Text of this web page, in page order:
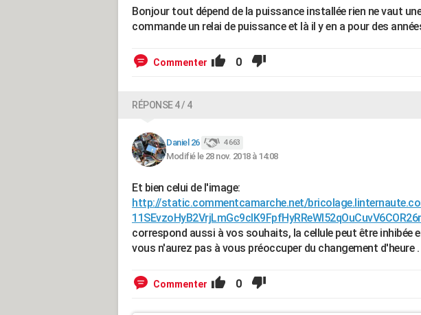
Bonjour tout dépend de la puissance installée rien ne vaut
commande un relai de puissance et là il y en a pour des
Commenter 0
RÉPONSE 4 / 4
Daniel 26 4 663
Modifié le 28 nov. 2018 à 14:08
Et bien celui de l'image:
http://static.commentcamarche.net/
correspond aussi à vos souhaits, la cellule peut être inhibée
vous n'aurez pas à vous préoccuper du changement d'heure .
Commenter 0